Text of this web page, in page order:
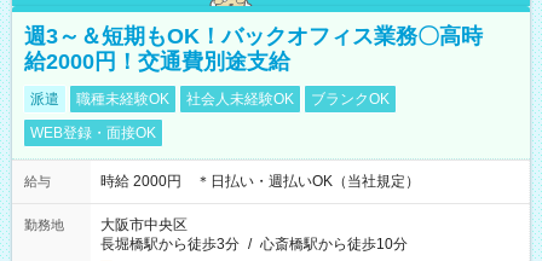
週3～＆短期もOK！バックオフィス業務〇高時
給2000円！交通費別途支給
派遣 職種未経験OK 社会人未経験OK
ブランクOK
WEB登録・面接OK
給与 時給 2000円 ＊日払い・週払いOK（当社規定）
勤務地
大阪市中央区
長堀橋駅から徒歩3分 / 心斎橋駅から徒歩10分